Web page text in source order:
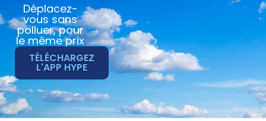
Déplacez-
vous sans
polluer, pour
le même prix
TÉLÉCHARGEZ
L'APP HYPE